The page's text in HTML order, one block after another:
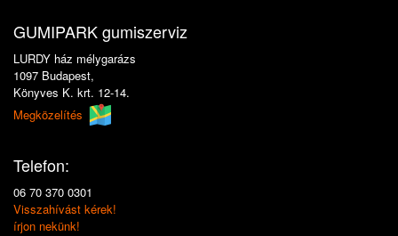
GUMIPARK gumiszerviz
LURDY ház mélygarázs
1097 Budapest,
Könyves K. krt. 12-14.
Megközelítés
Telefon:
06 70 370 0301
Visszahívást kérek!
írjon nekünk!